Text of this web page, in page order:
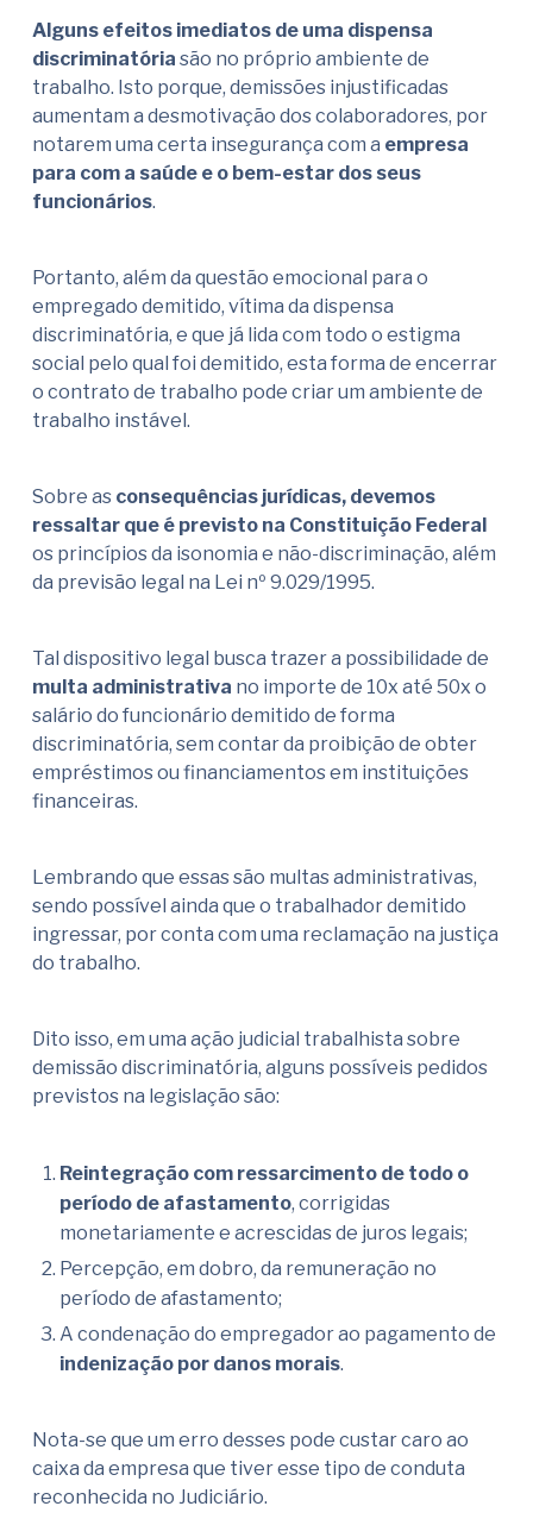
Alguns efeitos imediatos de uma dispensa
discriminatória são no próprio ambiente de
trabalho. Isto porque, demissões injustificadas
aumentam a desmotivação dos colaboradores, por
notarem uma certa insegurança com a empresa
para com a saúde e o bem-estar dos seus
funcionários.
Portanto, além da questão emocional para o
empregado demitido, vítima da dispensa
discriminatória, e que já lida com todo o estigma
social pelo qual foi demitido, esta forma de encerrar
o contrato de trabalho pode criar um ambiente de
trabalho instável.
Sobre as consequências jurídicas, devemos
ressaltar que é previsto na Constituição Federal
os princípios da isonomia e não-discriminação, além
da previsão legal na Lei nº 9.029/1995.
Tal dispositivo legal busca trazer a possibilidade de
multa administrativa no importe de 10x até 50x o
salário do funcionário demitido de forma
discriminatória, sem contar da proibição de obter
empréstimos ou financiamentos em instituições
financeiras.
Lembrando que essas são multas administrativas,
sendo possível ainda que o trabalhador demitido
ingressar, por conta com uma reclamação na justiça
do trabalho.
Dito isso, em uma ação judicial trabalhista sobre
demissão discriminatória, alguns possíveis pedidos
previstos na legislação são:
Reintegração com ressarcimento de todo o
período de afastamento, corrigidas
monetariamente e acrescidas de juros legais;
Percepção, em dobro, da remuneração no
período de afastamento;
A condenação do empregador ao pagamento de
indenização por danos morais.
Nota-se que um erro desses pode custar caro ao
caixa da empresa que tiver esse tipo de conduta
reconhecida no Judiciário.